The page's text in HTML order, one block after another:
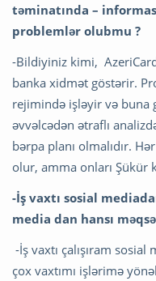
təminatında –
problemlər olubmu ?
-Bildiyiniz kimi,
banka xidmət göstərir.
rejimində işləyir və buna
əvvəlcədən ətraflı
bərpa planı olmalıdır.
olur, amma onları Şükür
-İş vaxtı sosial
media dan hansı
-İş vaxtı çalışıram
çox vaxtımı işlərimə